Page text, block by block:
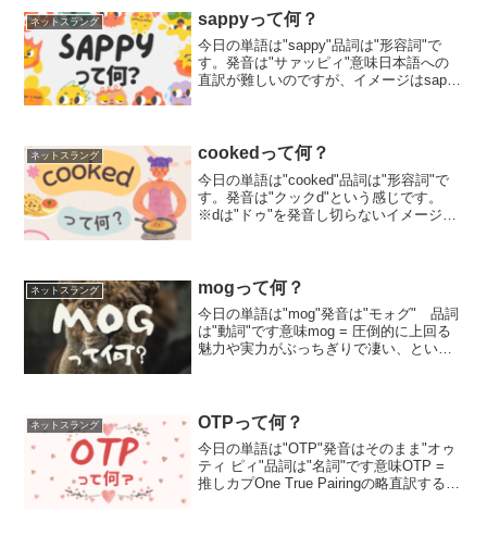
ネットスラング sappyって何？
今日の単語は"sappy"品詞は"形容詞"で
す。発音は"サァッピィ"意味日本語への
直訳が難しいのですが、イメージはsappy
ネットスラング cookedって何？
今日の単語は"cooked"品詞は"形容詞"で
す。発音は"クックd"という感じです。
※dは"ドゥ"を発音し切らないイメージで
ネットスラング mogって何？
今日の単語は"mog"発音は"モォグ" 品詞
は"動詞"です意味mog = 圧倒的に上回る
魅力や実力がぶっちぎりで凄い、という
ネットスラング OTPって何？
今日の単語は"OTP"発音はそのまま"オゥ
ティ ピィ"品詞は"名詞"です意味OTP =
推しカプOne True Pairingの略直訳すると